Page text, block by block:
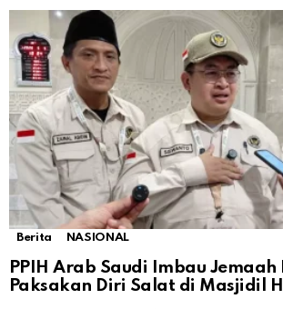
Berita NASIONAL
PPIH Arab Saudi Imbau Jemaah
Paksakan Diri Salat di Masjidil